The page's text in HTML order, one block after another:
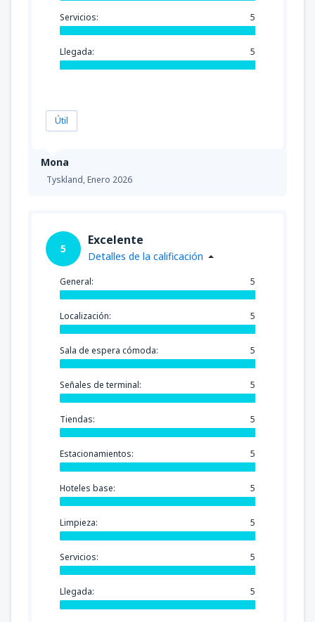
Mona
Tyskland,Enero 2026
Servicios: 5
Llegada: 5
Útil
5
Excelente
Detalles de la calificación
General: 5
Localización: 5
Sala de espera cómoda: 5
Señales de terminal: 5
Tiendas: 5
Estacionamientos: 5
Hoteles base: 5
Limpieza: 5
Servicios: 5
Llegada: 5